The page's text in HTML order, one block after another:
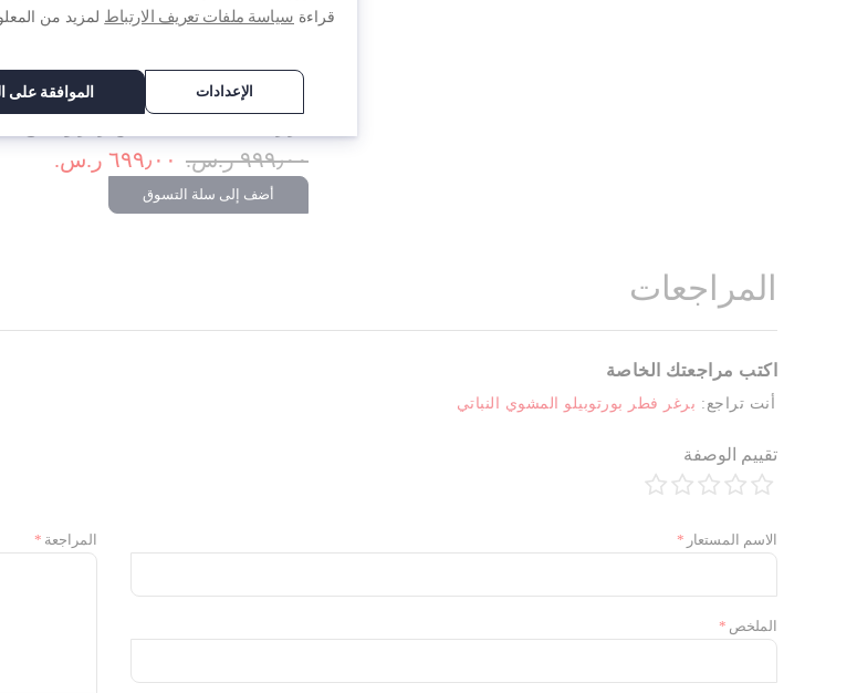
٦٩٩٫٠٠ ر.س.‏ ٩٩٩٫٠٠ ر.س.‏
أضف إلى سلة التسوق
المراجعات
اكتب مراجعتك الخاصة
أنت تراجع: برغر فطر بورتوبيلو المشوي النباتي
تقييم الوصفة
نجمة
نجوم
نجوم
نجوم
نجوم
الاسم المستعار
الملخص
المراجعة
قراءة سياسة ملفات تعريف الارتباط لمزيد من
الإعدادات الموافقة على